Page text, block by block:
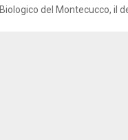
Biologico del Montecucco, il